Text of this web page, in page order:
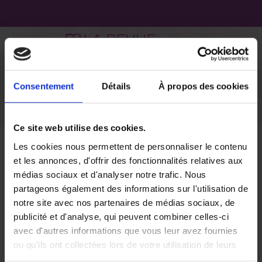
Consentement Détails À propos des cookies
Ce site web utilise des cookies.
Les cookies nous permettent de personnaliser le contenu
et les annonces, d'offrir des fonctionnalités relatives aux
médias sociaux et d'analyser notre trafic. Nous
partageons également des informations sur l'utilisation de
notre site avec nos partenaires de médias sociaux, de
publicité et d'analyse, qui peuvent combiner celles-ci
avec d'autres informations que vous leur avez fournies
ou qu'ils ont collectées lors de votre utilisation de leurs
Actualités
Ils vous parlent des 2
JSIC
11 avril 2018